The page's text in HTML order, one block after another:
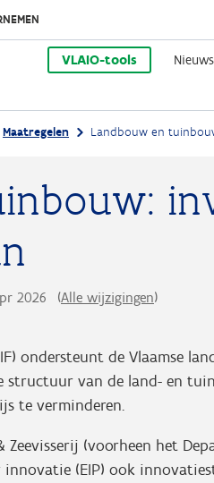
VLAIO-tools Nieuws
Maatregelen Landbouw en
2026 (Alle wijzigingen)
ondersteunt de Vlaamse
structuur van de land- en
te verminderen.
(voorheen het
(EIP) ook